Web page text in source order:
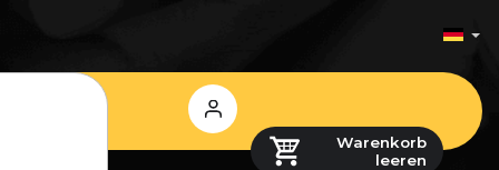
Login
Warenkorb
leeren